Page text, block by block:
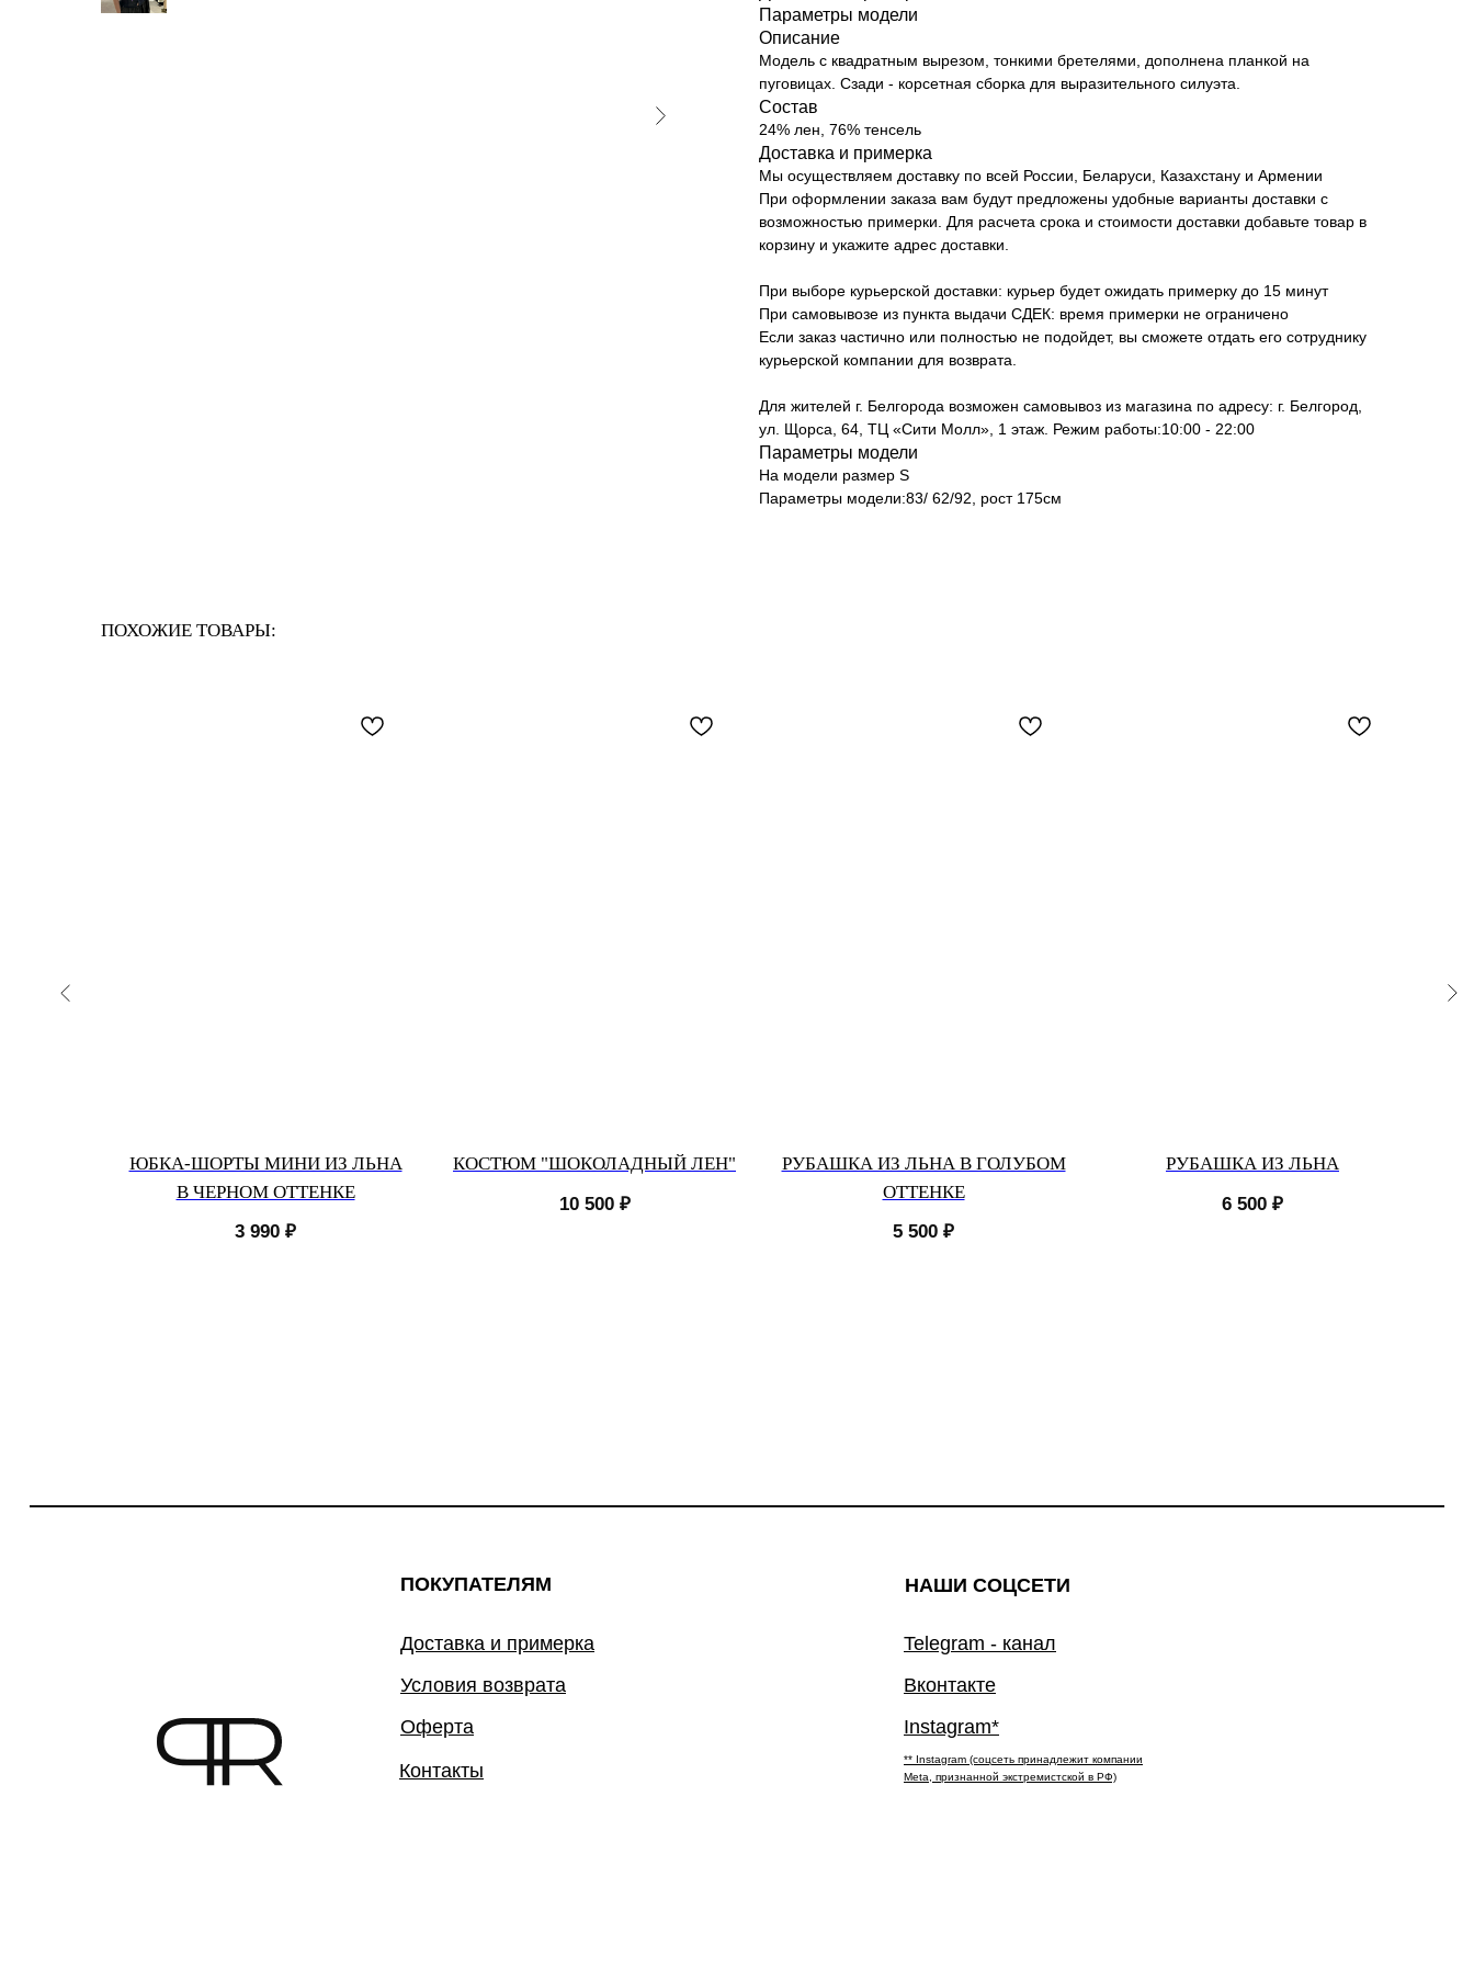
Параметры модели
Описание
Модель с квадратным вырезом, тонкими бретелями, дополнена планкой на
пуговицах. Cзади - корсетная сборка для выразительного силуэта.
Состав
24% лен, 76% тенсель
Доставка и примерка
Мы осуществляем доставку по всей России, Беларуси, Казахстану и Армении
При оформлении заказа вам будут предложены удобные варианты доставки с
возможностью примерки. Для расчета срока и стоимости доставки добавьте товар в
корзину и укажите адрес доставки.
При выборе курьерской доставки: курьер будет ожидать примерку до 15 минут
При самовывозе из пункта выдачи СДЕК: время примерки не ограничено
Если заказ частично или полностью не подойдет, вы сможете отдать его сотруднику
курьерской компании для возврата.
Для жителей г. Белгорода возможен самовывоз из магазина по адресу: г. Белгород,
ул. Щорса, 64, ТЦ «Сити Молл», 1 этаж. Режим работы:10:00 - 22:00
Параметры модели
На модели размер S
Параметры модели:83/ 62/92, рост 175см
ПОХОЖИЕ ТОВАРЫ:
ЮБКА-ШОРТЫ МИНИ ИЗ ЛЬНА
В ЧЕРНОМ ОТТЕНКЕ
3 990 ₽
КОСТЮМ "ШОКОЛАДНЫЙ ЛЕН"
10 500 ₽
РУБАШКА ИЗ ЛЬНА В ГОЛУБОМ
ОТТЕНКЕ
5 500 ₽
РУБАШКА ИЗ ЛЬНА
6 500 ₽
ПОКУПАТЕЛЯМ НАШИ СОЦСЕТИ
Telegram - канал
Вконтакте
Instagram*
** Instagram (соцсеть принадлежит компании
Meta, признанной экстремистской в РФ)
Доставка и примерка
Условия возврата
Оферта
Контакты